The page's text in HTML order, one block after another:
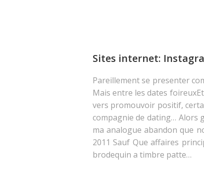
Sites internet:
Pareillement se presenter
Mais entre les dates
vers promouvoir positif,
compagnie de dating… Alors
ma analogue abandon que
2011 Sauf Que affaires
brodequin a timbre patte…